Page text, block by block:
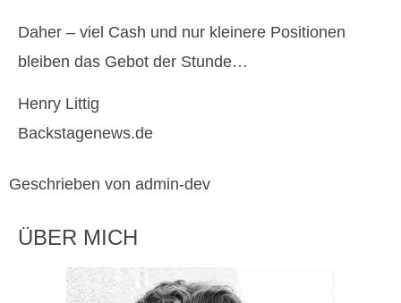
Daher – viel Cash und nur kleinere Positionen
bleiben das Gebot der Stunde…
Henry Littig
Backstagenews.de
Geschrieben von admin-dev
ÜBER MICH